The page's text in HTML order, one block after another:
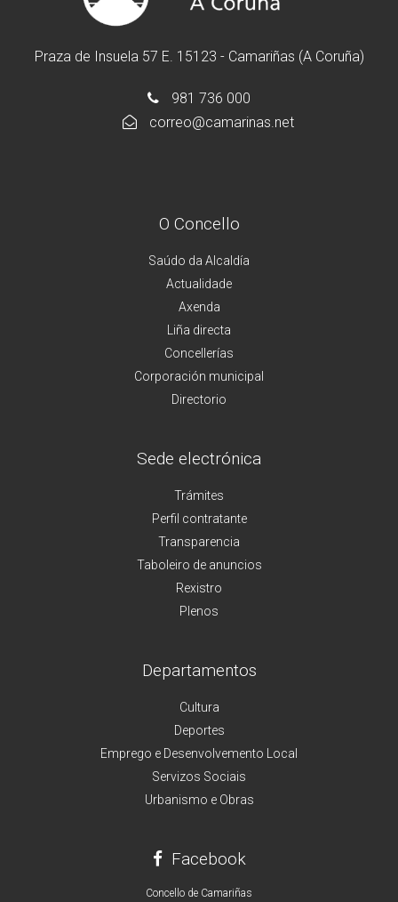
Praza de Insuela 57 E. 15123 - Camariñas (A Coruña)
981 736 000
correo@camarinas.net
O Concello
Saúdo da Alcaldía
Actualidade
Axenda
Liña directa
Concellerías
Corporación municipal
Directorio
Sede electrónica
Trámites
Perfil contratante
Transparencia
Taboleiro de anuncios
Rexistro
Plenos
Departamentos
Cultura
Deportes
Emprego e Desenvolvemento Local
Servizos Sociais
Urbanismo e Obras
Facebook
Concello de Camariñas